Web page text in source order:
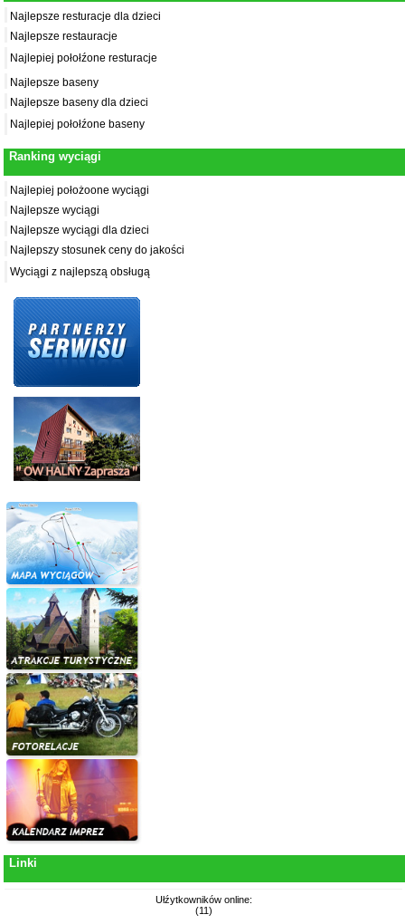
Najlepsze resturacje dla dzieci
Najlepsze restauracje
Najlepiej połołźone resturacje
Najlepsze baseny
Najlepsze baseny dla dzieci
Najlepiej połołźone baseny
Ranking wyciągi
Najlepiej położoone wyciągi
Najlepsze wyciągi
Najlepsze wyciągi dla dzieci
Najlepszy stosunek ceny do jakości
Wyciągi z najlepszą obsługą
Linki
Ułźytkowników online:
(11)